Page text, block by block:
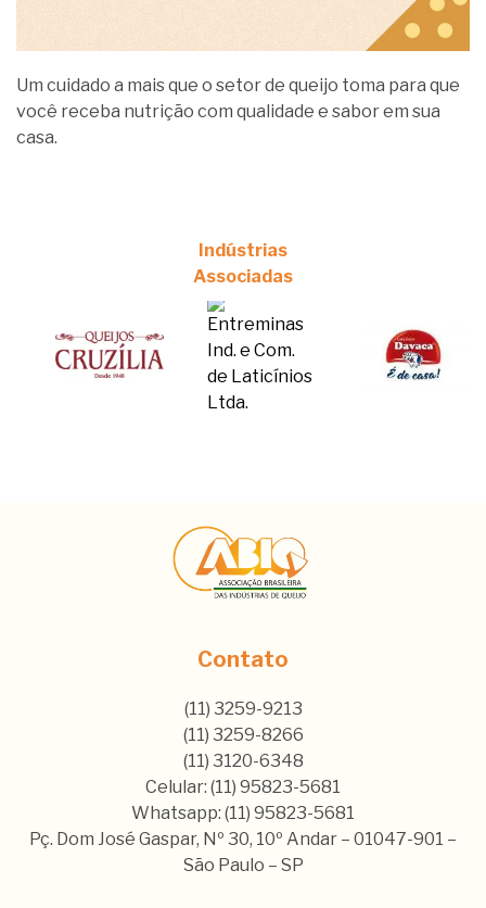
Um cuidado a mais que o setor de queijo toma para que
você receba nutrição com qualidade e sabor em sua
casa.
Indústrias
Associadas
Contato
(11) 3259-9213
(11) 3259-8266
(11) 3120-6348
Celular: (11) 95823-5681
Whatsapp: (11) 95823-5681
Pç. Dom José Gaspar, Nº 30, 10º Andar – 01047-901 –
São Paulo – SP